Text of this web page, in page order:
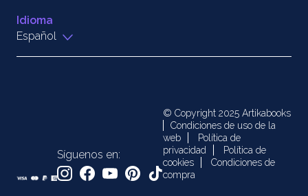
Idioma
Español
Síguenos en:
© Copyright 2025 Artikabooks
Condiciones de uso de la
web
Política de
privacidad
Política de
cookies
Condiciones de
compra